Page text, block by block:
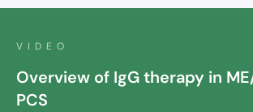
VIDEO
Overview of IgG therapy in
PCS